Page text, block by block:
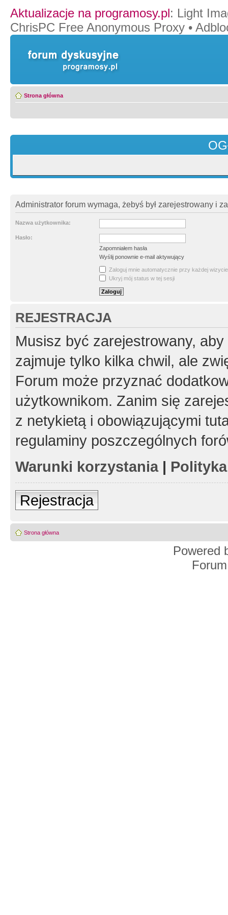
Aktualizacje na programosy.pl: Light
ChrisPC Free Anonymous Proxy •
Strona główna
Administrator forum wymaga, żebyś był zarejestrowany i
Nazwa użytkownika:
Hasło:
Zapomniałem hasła
Wyślij ponownie e-mail aktywujący
Zaloguj mnie automatycznie przy każdej wizycie
Ukryj mój status w tej sesji
REJESTRACJA
Musisz być zarejestrowany,
zajmuje tylko kilka chwil, ale
Forum może przyznać
użytkownikom. Zanim się
z netykietą i obowiązującymi
regulaminy poszczególnych
Warunki korzystania|
Rejestracja
Strona główna
Powered